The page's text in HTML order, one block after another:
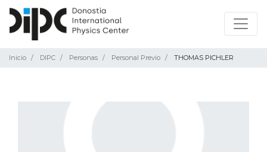
Inicio DIPC Personas Personal Previo THOMAS PICHLER